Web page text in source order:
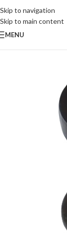
Skip to navigation
Skip to main content
MENU